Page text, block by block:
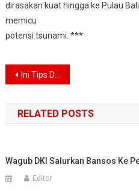
dirasakan kuat hingga ke Pulau
memicu
potensi tsunami. ***
Navigasi
pos
Ini Tips Dianjurkan Ahli Penanganan Bencana Saat Menghadapi Gempa dan Tsunami
RELATED POSTS
Wagub DKI Salurkan Bansos Ke
Editor